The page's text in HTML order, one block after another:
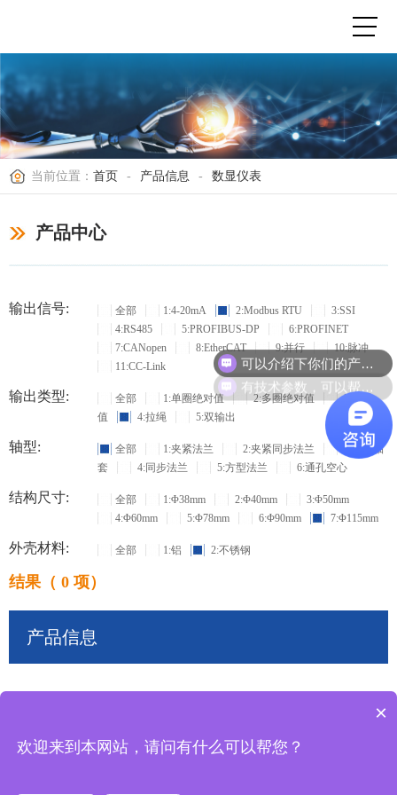
当前位置： 首页 - 产品信息 - 数显仪表
产品中心
输出信号: 全部 1:4-20mA 2:Modbus RTU
3:SSI
4:RS485
5:PROFIBUS-DP
6:PROFINET
7:CANopen
8:EtherCAT 9:并行
10:脉冲
11:CC-Link
输出类型: 全部 1:单圈绝对值 2:多圈绝对值
3:增量
值
4:拉绳 5:双输出
轴型: 全部 1:夹紧法兰 2:夹紧同步法兰
3:盲孔轴
套
4:同步法兰 5:方型法兰 6:通孔空心
结构尺寸: 全部 1:Φ38mm 2:Φ40mm
3:Φ50mm
4:Φ60mm
5:Φ78mm 6:Φ90mm 7:Φ115mm
外壳材料: 全部 1:铝 2:不锈钢
结果（ 0 项）
产品信息
可以介绍下你们的产品么？
有技术参数，可以帮忙选型吗？
×
欢迎来到本网站，请问有什么可以帮您？